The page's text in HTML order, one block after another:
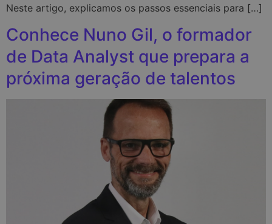
Neste artigo, explicamos os passos essenciais para […]
Conhece Nuno Gil, o formador
de Data Analyst que prepara a
próxima geração de talentos